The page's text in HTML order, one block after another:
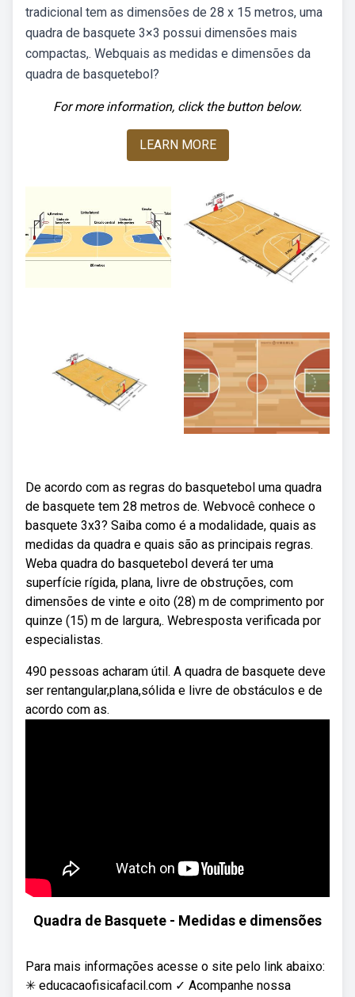
tradicional tem as dimensões de 28 x 15 metros, uma
quadra de basquete 3×3 possui dimensões mais
compactas,. Webquais as medidas e dimensões da
quadra de basquetebol?
For more information, click the button below.
LEARN MORE
De acordo com as regras do basquetebol uma quadra
de basquete tem 28 metros de. Webvocê conhece o
basquete 3x3? Saiba como é a modalidade, quais as
medidas da quadra e quais são as principais regras.
Weba quadra do basquetebol deverá ter uma
superfície rígida, plana, livre de obstruções, com
dimensões de vinte e oito (28) m de comprimento por
quinze (15) m de largura,. Webresposta verificada por
especialistas.
490 pessoas acharam útil. A quadra de basquete deve
ser rentangular,plana,sólida e livre de obstáculos e de
acordo com as.
Quadra de Basquete - Medidas e dimensões
Para mais informações acesse o site pelo link abaixo:
✳ educacaofisicafacil.com ✓ Acompanhe nossa